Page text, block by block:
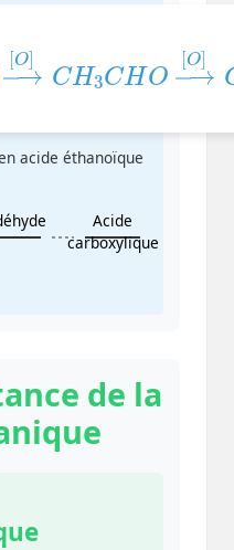
→[ →
acide éthanoïque
Acide
carboxylique
de la